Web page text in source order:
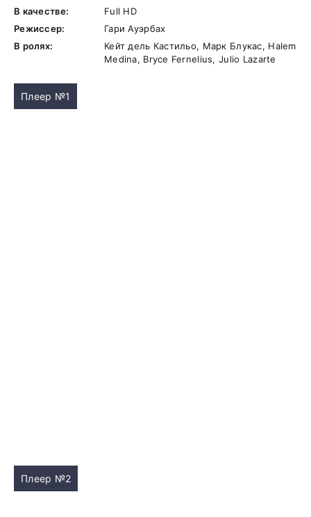
В качестве:
Full HD
Режиссер:
Гари Ауэрбах
В ролях:
Кейт дель Кастильо, Марк Блукас, Halem
Medina, Bryce Fernelius, Julio Lazarte
Плеер №1
Плеер №2